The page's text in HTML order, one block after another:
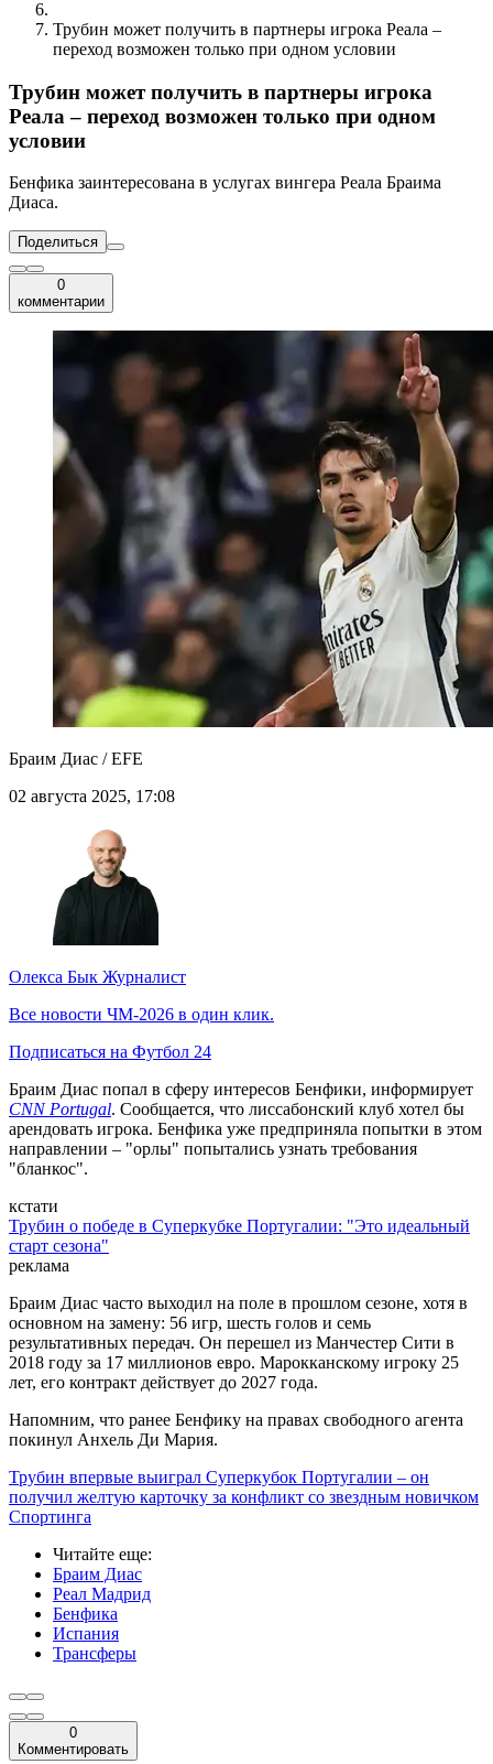
Трубин может получить в партнеры игрока Реала –
переход возможен только при одном условии
Трубин может получить в партнеры игрока
Реала – переход возможен только при одном
условии
Бенфика заинтересована в услугах вингера Реала Браима
Диаса.
Поделиться
0
комментарии
Браим Диас / EFE
02 августа 2025, 17:08
Олекса Бык Журналист
Все новости ЧМ-2026 в один клик.
Подписаться на Футбол 24
Браим Диас попал в сферу интересов Бенфики, информирует
CNN Portugal. Сообщается, что лиссабонский клуб хотел бы
арендовать игрока. Бенфика уже предприняла попытки в этом
направлении – "орлы" попытались узнать требования
"бланкос".
кстати
Трубин о победе в Суперкубке Португалии: "Это идеальный
старт сезона"
реклама
Браим Диас часто выходил на поле в прошлом сезоне, хотя в
основном на замену: 56 игр, шесть голов и семь
результативных передач. Он перешел из Манчестер Сити в
2018 году за 17 миллионов евро. Марокканскому игроку 25
лет, его контракт действует до 2027 года.
Напомним, что ранее Бенфику на правах свободного агента
покинул Анхель Ди Мария.
Трубин впервые выиграл Суперкубок Португалии – он
получил желтую карточку за конфликт со звездным новичком
Спортинга
Читайте еще:
Браим Диас
Реал Мадрид
Бенфика
Испания
Трансферы
0
Комментировать